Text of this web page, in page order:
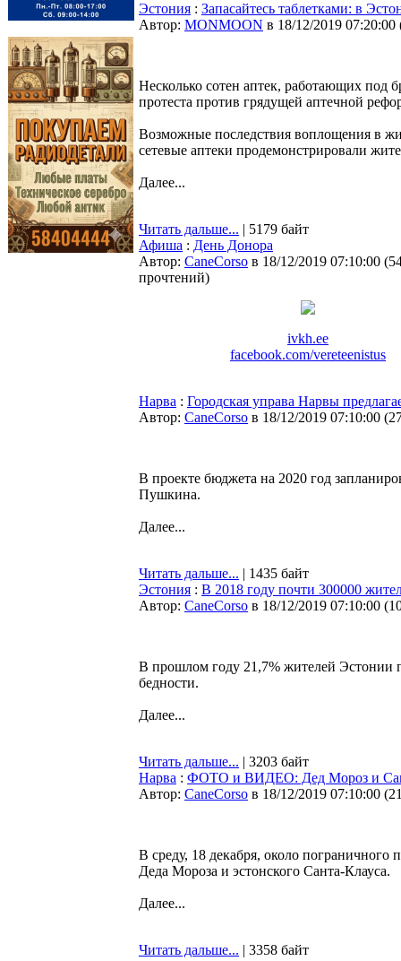
Эстония : Запасайтесь таблетками: в
Автор: MONMOON в 18/12/2019 07:20:00
Несколько сотен аптек, работающих под
протеста против грядущей аптечной
Возможные последствия воплощения в
сетевые аптеки продемонстрировали
Далее...
Читать дальше... | 5179 байт
Афиша : День Донора
Автор: CaneCorso в 18/12/2019 07:10:00 (
прочтений)
ivkh.ee
facebook.com/vereteenistus
Нарва : Городская управа Нарвы
Автор: CaneCorso в 18/12/2019 07:10:00 (
В проекте бюджета на 2020 год
Пушкина.
Далее...
Читать дальше... | 1435 байт
Эстония : В 2018 году почти 300000
Автор: CaneCorso в 18/12/2019 07:10:00 (
В прошлом году 21,7% жителей Эстонии
бедности.
Далее...
Читать дальше... | 3203 байт
Нарва : ФОТО и ВИДЕО: Дед Мороз и
Автор: CaneCorso в 18/12/2019 07:10:00 (
В среду, 18 декабря, около пограничного
Деда Мороза и эстонского Санта-Клауса.
Далее...
Читать дальше... | 3358 байт